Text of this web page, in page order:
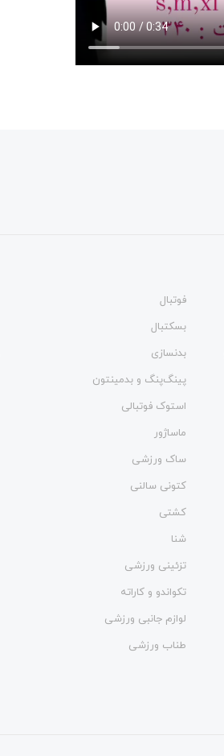
فوتبال
بسکتبال
بدنسازی
پینگ‌پنگ و بدمينتون
استوک فوتبالی
ماساژور
ساک ورزشی
کتونی سالنی
کشتی
شنا
تزئینی ورزشی
تکواندو و کاراته
لوازم جانبی ورزشی
طناب ورزشی